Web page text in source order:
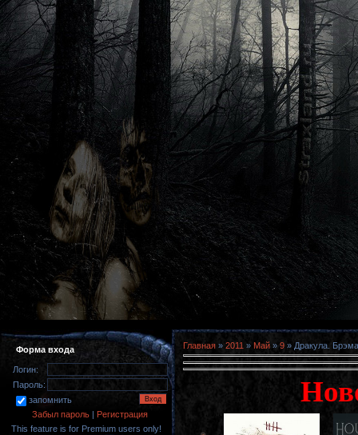
Форма входа
Логин:
Пароль:
запомнить
Забыл пароль | Регистрация
This feature is for Premium users only!
Главная » 2011 » Май » 9 » Дракула.